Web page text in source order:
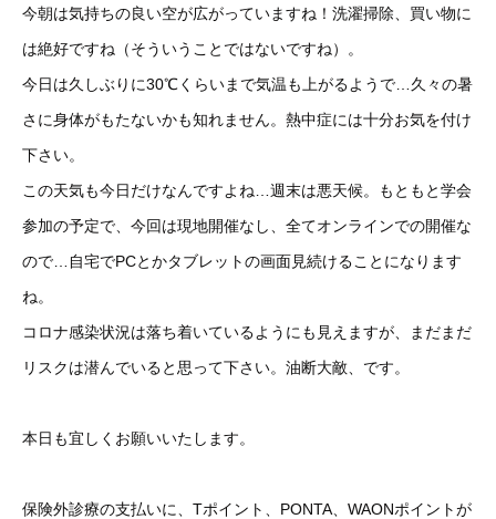
今朝は気持ちの良い空が広がっていますね！洗濯掃除、買い物に
は絶好ですね（そういうことではないですね）。
今日は久しぶりに30℃くらいまで気温も上がるようで…久々の暑
さに身体がもたないかも知れません。熱中症には十分お気を付け
下さい。
この天気も今日だけなんですよね…週末は悪天候。もともと学会
参加の予定で、今回は現地開催なし、全てオンラインでの開催な
ので…自宅でPCとかタブレットの画面見続けることになります
ね。
コロナ感染状況は落ち着いているようにも見えますが、まだまだ
リスクは潜んでいると思って下さい。油断大敵、です。
本日も宜しくお願いいたします。
保険外診療の支払いに、Tポイント、PONTA、WAONポイントが